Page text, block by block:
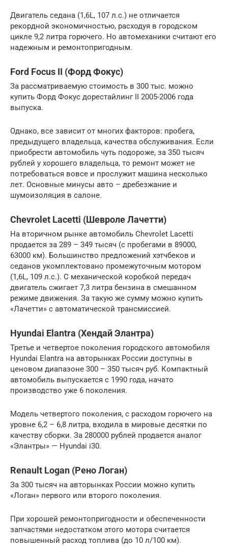
Двигатель седана (1,6L, 107 л.с.) не отличается
рекордной экономичностью, расходуя в городском
цикле 9,2 литра горючего. Но автомеханики считают его
надежным и ремонтопригодным.
Ford Focus II (Форд Фокус)
За рассматриваемую стоимость в 300 тыс. можно
купить Форд Фокус дорестайлинг II 2005-2006 года
выпуска.
Однако, все зависит от многих факторов: пробега,
предыдущего владельца, качества обслуживания. Если
приобрести автомобиль чуть подороже, за 350 тысяч
рублей у хорошего владельца, то ремонт может не
потребоваться вовсе и прослужит машина несколько
лет. Основные минусы авто – дребезжание и
шумоизоляция в салоне.
Chevrolet Lacetti (Шевроле Лачетти)
На вторичном рынке автомобиль Chevrolet Lacetti
продается за 289 – 349 тысяч (с пробегами в 89000,
63000 км). Большинство предложений хэтчбеков и
седанов укомплектовано промежуточным мотором
(1,6L, 109 л.с.). С механической коробкой передач
двигатель сжигает 7,3 литра бензина в смешанном
режиме движения. За такую же сумму можно купить
«Лачетти» с автоматической трансмиссией.
Hyundai Elantra (Хендай Элантра)
Третье и четвертое поколения городского автомобиля
Hyundai Elantra на авторынках России доступны в
ценовом диапазоне 300 – 350 тысяч руб. Компактный
автомобиль выпускается с 1990 года, начато
производство уже 6 поколения.
Модель четвертого поколения, с расходом горючего на
уровне 6,2 – 6,8 литра, входила в мировые десятки по
качеству сборки. За 280000 рублей продается аналог
«Элантры» — Hyundai i30.
Renault Logan (Рено Логан)
За 300 тысяч на авторынках России можно купить
«Логан» первого или второго поколения.
При хорошей ремонтопригодности и обеспеченности
запчастями недостатком этого мотора считается
повышенный расход топлива (до 10 л/100 км).